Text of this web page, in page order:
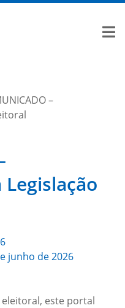
–
junho de 2026
este portal